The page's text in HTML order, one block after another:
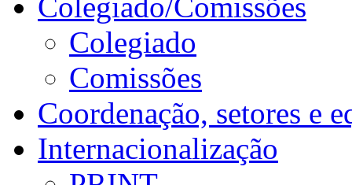
Colegiado/Comissões
Colegiado
Comissões
Coordenação, setores e
Internacionalização